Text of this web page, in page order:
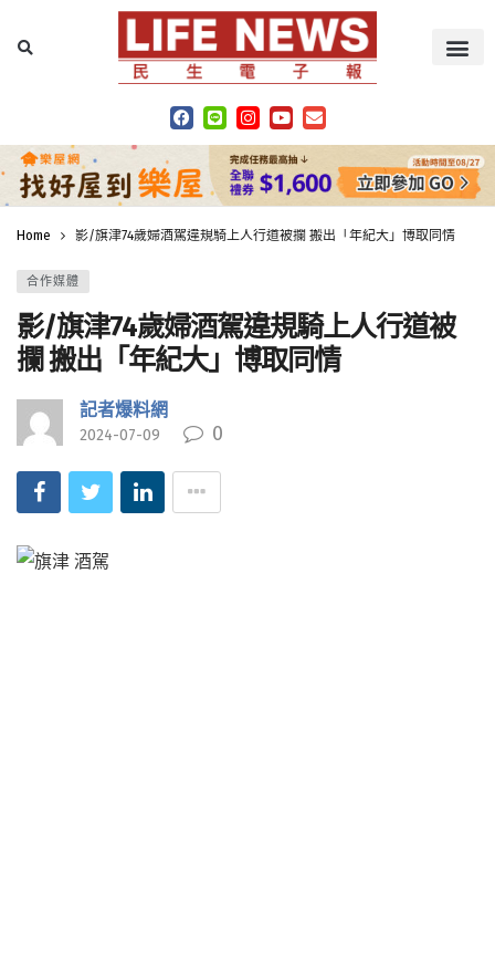
Home 影/旗津74歲婦酒駕違規騎上人行道被攔 搬出「年紀大」博取同情
合作媒體
影/旗津74歲婦酒駕違規騎上人行道被
攔 搬出「年紀大」博取同情
記者爆料網
2024-07-09 0